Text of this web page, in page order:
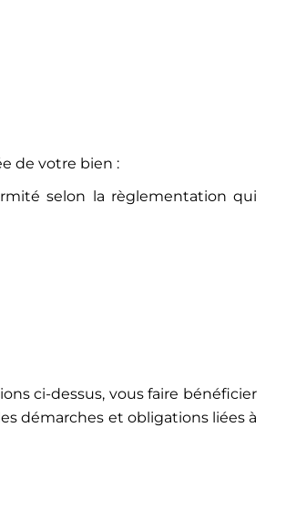
de votre bien :
selon la règlementation qui
ci-dessus, vous faire bénéficier
démarches et obligations liées à